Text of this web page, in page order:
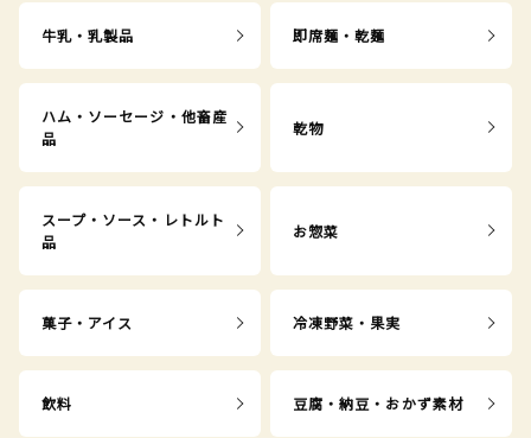
牛乳・乳製品 即席麺・乾麺
ハム・ソーセージ・他畜産
品
乾物
スープ・ソース・レトルト
品
お惣菜
菓子・アイス 冷凍野菜・果実
飲料 豆腐・納豆・おかず素材